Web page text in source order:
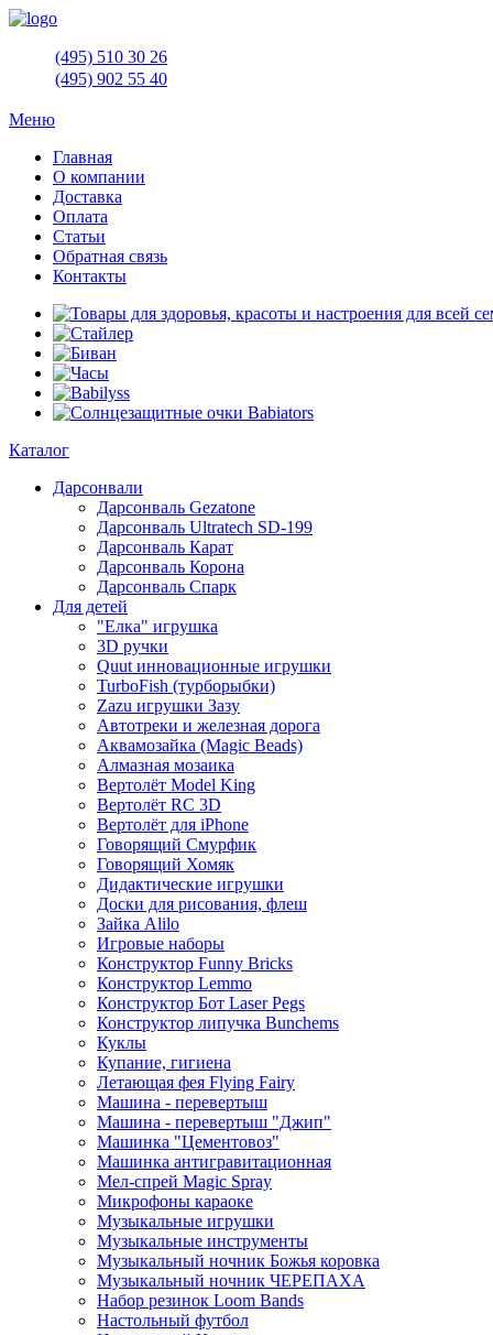
(495) 510 30 26
(495) 902 55 40
Меню
Главная
О компании
Доставка
Оплата
Статьи
Обратная связь
Контакты
Каталог
Дарсонвали
Дарсонваль Gezatone
Дарсонваль Ultratech SD-199
Дарсонваль Карат
Дарсонваль Корона
Дарсонваль Спарк
Для детей
"Елка" игрушка
3D ручки
Quut инновационные игрушки
TurboFish (турборыбки)
Zazu игрушки Зазу
Автотреки и железная дорога
Аквамозайка (Magic Beads)
Алмазная мозаика
Вертолёт Model King
Вертолёт RC 3D
Вертолёт для iPhone
Говорящий Смурфик
Говорящий Хомяк
Дидактические игрушки
Доски для рисования, флеш
Зайка Alilo
Игровые наборы
Конструктор Funny Bricks
Конструктор Lemmo
Конструктор Бот Laser Pegs
Конструктор липучка Bunchems
Куклы
Купание, гигиена
Летающая фея Flying Fairy
Машина - перевертыш
Машина - перевертыш "Джип"
Машинка "Цементовоз"
Машинка антигравитационная
Мел-спрей Magic Spray
Микрофоны караоке
Музыкальные игрушки
Музыкальные инструменты
Музыкальный ночник Божья коровка
Музыкальный ночник ЧЕРЕПАХА
Набор резинок Loom Bands
Настольный футбол